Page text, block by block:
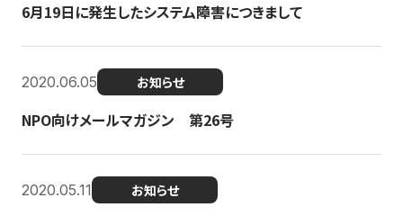
6月19日に発生したシステム障害につきまして
2020.06.05 お知らせ
NPO向けメールマガジン 第26号
2020.05.11 お知らせ